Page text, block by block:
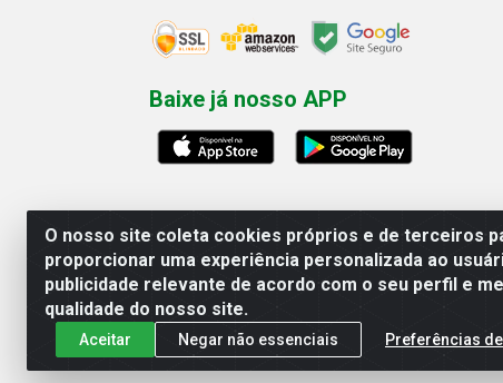
O nosso site coleta cookies próprios e de terceiros
proporcionar uma experiência personalizada ao
publicidade relevante de acordo com o seu perfil e
qualidade do nosso site.
Aceitar Negar não essenciais Preferências
Baixe já nosso APP
Linhavix Distribuidora LTDA -